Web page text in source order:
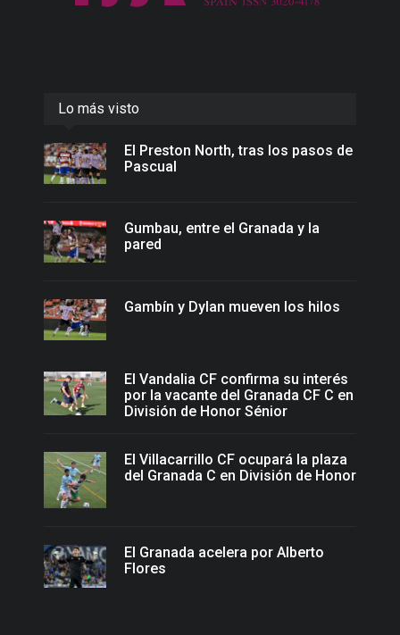
Lo más visto
El Preston North, tras los pasos de
Pascual
Gumbau, entre el Granada y la
pared
Gambín y Dylan mueven los hilos
El Vandalia CF confirma su interés
por la vacante del Granada CF C en
División de Honor Sénior
El Villacarrillo CF ocupará la plaza
del Granada C en División de Honor
El Granada acelera por Alberto
Flores